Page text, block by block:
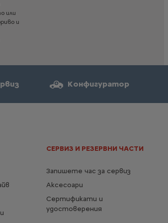
детайли
смартфон с охлаждане
Камера заден ход
21 160,98 € с ДДС
детайли
оборудване
или
и
Конфигуратор
СЕРВИЗ И РЕЗЕРВНИ ЧАСТИ
Запишете час за сервиз
Аксесоари
Сертификати и
удостоверения